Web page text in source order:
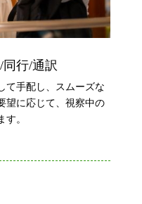
行/通訳
て手配し、スムーズな
望に応じて、視察中の
。